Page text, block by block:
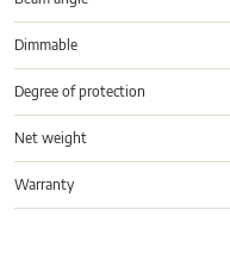
Dimmable
Degree of protection
Net weight
Warranty